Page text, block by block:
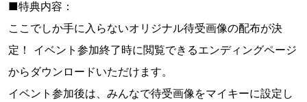
■特典内容：
ここでしか手に入らないオリジナル待受画像の配布が決
定！ イベント参加終了時に閲覧できるエンディングページ
からダウンロードいただけます。
イベント参加後は、みんなで待受画像をマイキーに設定し